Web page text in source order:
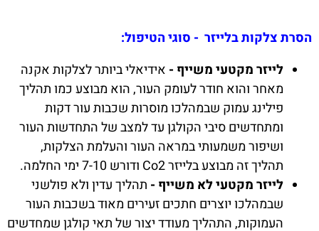
הסרת צלקות בלייזר - סוגי הטיפול:
לייזר מקטעי משייף - אידיאלי ביותר לצלקות אקנה
מאחר והוא חודר לעומק העור, הוא מבוצע כמו תהליך
פילינג עמוק שבמהלכו מוסרות שכבות עור דקות
ומתחדשים סיבי הקולגן עד למצב של התחדשות העור
ושיפור משמעותי במראה העור והעלמת הצלקות,
תהליך זה מבוצע בלייזר Co2 ודורש 7-10 ימי החלמה.
לייזר מקטעי לא משייף - תהליך עדין ולא פולשני
שבמהלכו יוצרים חתכים זעירים מאוד בשכבות העור
העמוקות, התהליך מעודד יצור של תאי קולגן שמחדשים